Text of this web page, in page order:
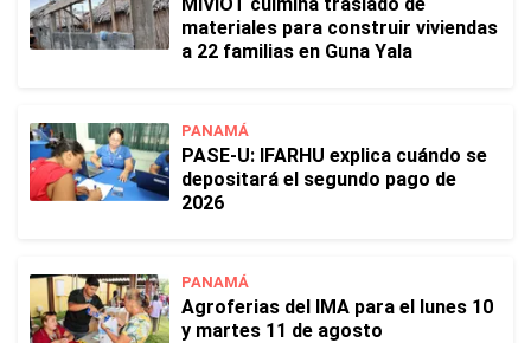
materiales para construir viviendas
a 22 familias en Guna Yala
PANAMÁ
PASE-U: IFARHU explica cuándo se
depositará el segundo pago de
2026
PANAMÁ
Agroferias del IMA para el lunes 10
y martes 11 de agosto